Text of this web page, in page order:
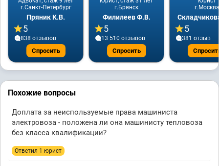
г.Санкт-Петербург
Пряник К.В.
5
838 отзывов
Спросить
г.Брянск
Филилеев Ф.В.
5
13 510 отзывов
Спросить
г.Москва
5
381 отзыв
Похожие вопросы
Доплата за неиспользуемые права машиниста
электровоза - положена ли она машинисту тепловоза
без класса квалификации?
Ответил 1 юрист